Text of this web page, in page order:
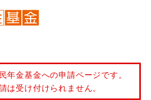
年金基金への申請ページです。
は受け付けられません。